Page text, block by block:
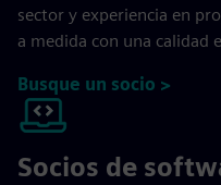
sector y experiencia en
a medida con una calidad
Busque un socio >
Socios de